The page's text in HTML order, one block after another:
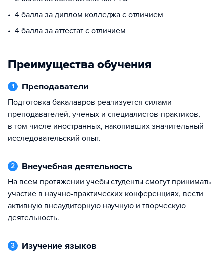
4 балла за диплом колледжа с отличием
4 балла за аттестат с отличием
Преимущества обучения
1 Преподаватели
Подготовка бакалавров реализуется силами
преподавателей, ученых и специалистов-практиков,
в том числе иностранных, накопивших значительный
исследовательский опыт.
2 Внеучебная деятельность
На всем протяжении учебы студенты смогут принимать
участие в научно-практических конференциях, вести
активную внеаудиторную научную и творческую
деятельность.
3 Изучение языков